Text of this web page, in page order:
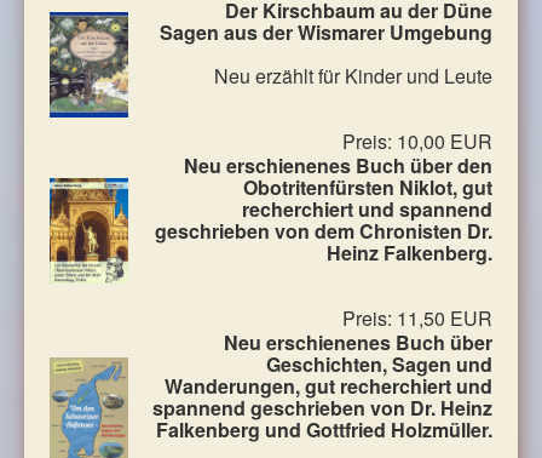
Der Kirschbaum au der Düne
Sagen aus der Wismarer Umgebung
Neu erzählt für Kinder und Leute
Preis: 10,00 EUR
Neu erschienenes Buch über den
Obotritenfürsten Niklot, gut
recherchiert und spannend
geschrieben von dem Chronisten Dr.
Heinz Falkenberg.
Preis: 11,50 EUR
Neu erschienenes Buch über
Geschichten, Sagen und
Wanderungen, gut recherchiert und
spannend geschrieben von Dr. Heinz
Falkenberg und Gottfried Holzmüller.